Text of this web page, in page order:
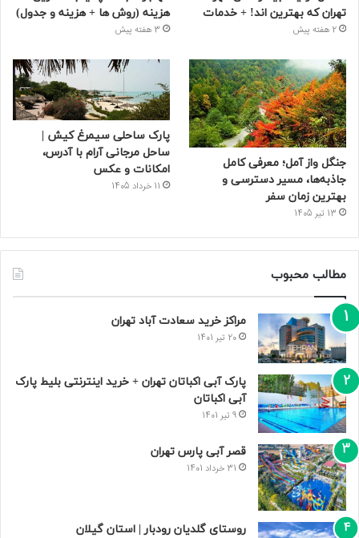
تهران که بهترین‌ اند! + خدمات
2 هفته پیش
هزینه (روش ها + هزینه و جدول)
3 هفته پیش
جنگل واز آمل؛ معرفی کامل
جاذبه‌ها، مسیر دسترسی و
بهترین زمان سفر
13 تیر 1405
پارک ساحلی سیمرغ کیش |
ساحل مرجانی آرام با آدرس،
امکانات و عکس
11 خرداد 1405
مطالب محبوب
مراکز خرید سعادت‌ آباد تهران
20 تیر 1401
پارک آبی اکباتان تهران + خرید اینترنتی بلیط پارک
آبی اکباتان
9 تیر 1401
قصر آبی پارس تهران
31 خرداد 1401
روستای گلدیان رودبار | استان گیلان